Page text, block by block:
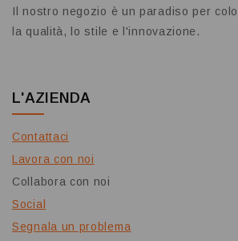
Il nostro negozio è un paradiso per
la qualità, lo stile e l'innovazione.
L'AZIENDA
Contattaci
Lavora con noi
Collabora con noi
Social
Segnala un problema